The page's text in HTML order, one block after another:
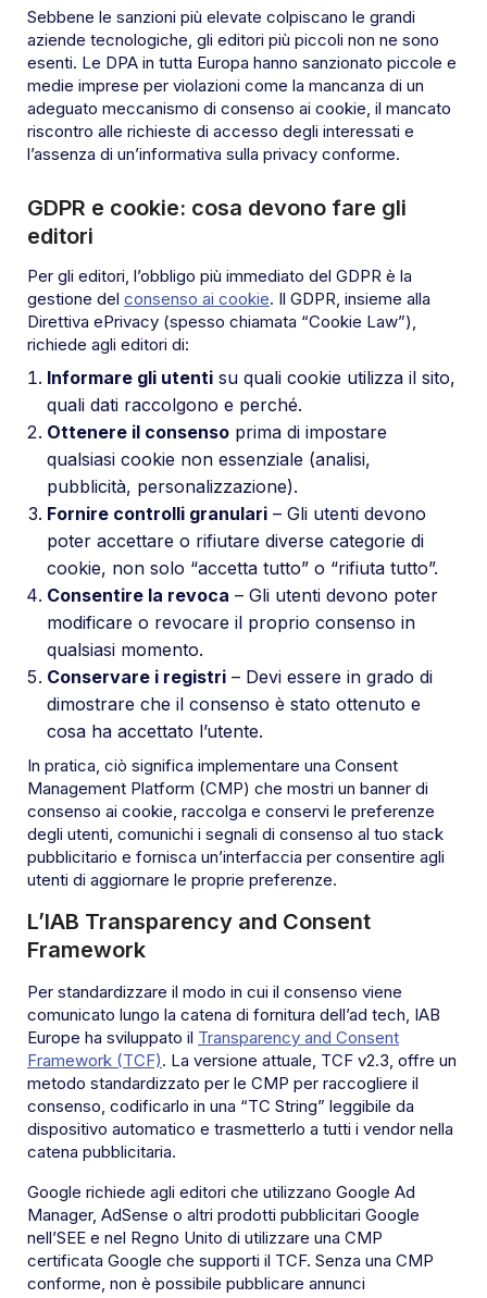
Sebbene le sanzioni più elevate colpiscano le grandi
aziende tecnologiche, gli editori più piccoli non ne sono
esenti. Le DPA in tutta Europa hanno sanzionato piccole e
medie imprese per violazioni come la mancanza di un
adeguato meccanismo di consenso ai cookie, il mancato
riscontro alle richieste di accesso degli interessati e
l’assenza di un’informativa sulla privacy conforme.
GDPR e cookie: cosa devono fare gli
editori
Per gli editori, l’obbligo più immediato del GDPR è la
gestione del consenso ai cookie. Il GDPR, insieme alla
Direttiva ePrivacy (spesso chiamata “Cookie Law”),
richiede agli editori di:
Informare gli utenti su quali cookie utilizza il sito,
quali dati raccolgono e perché.
Ottenere il consenso prima di impostare
qualsiasi cookie non essenziale (analisi,
pubblicità, personalizzazione).
Fornire controlli granulari – Gli utenti devono
poter accettare o rifiutare diverse categorie di
cookie, non solo “accetta tutto” o “rifiuta tutto”.
Consentire la revoca – Gli utenti devono poter
modificare o revocare il proprio consenso in
qualsiasi momento.
Conservare i registri – Devi essere in grado di
dimostrare che il consenso è stato ottenuto e
cosa ha accettato l’utente.
In pratica, ciò significa implementare una Consent
Management Platform (CMP) che mostri un banner di
consenso ai cookie, raccolga e conservi le preferenze
degli utenti, comunichi i segnali di consenso al tuo stack
pubblicitario e fornisca un’interfaccia per consentire agli
utenti di aggiornare le proprie preferenze.
L’IAB Transparency and Consent
Framework
Per standardizzare il modo in cui il consenso viene
comunicato lungo la catena di fornitura dell’ad tech, IAB
Europe ha sviluppato il Transparency and Consent
Framework (TCF). La versione attuale, TCF v2.3, offre un
metodo standardizzato per le CMP per raccogliere il
consenso, codificarlo in una “TC String” leggibile da
dispositivo automatico e trasmetterlo a tutti i vendor nella
catena pubblicitaria.
Google richiede agli editori che utilizzano Google Ad
Manager, AdSense o altri prodotti pubblicitari Google
nell’SEE e nel Regno Unito di utilizzare una CMP
certificata Google che supporti il TCF. Senza una CMP
conforme, non è possibile pubblicare annunci